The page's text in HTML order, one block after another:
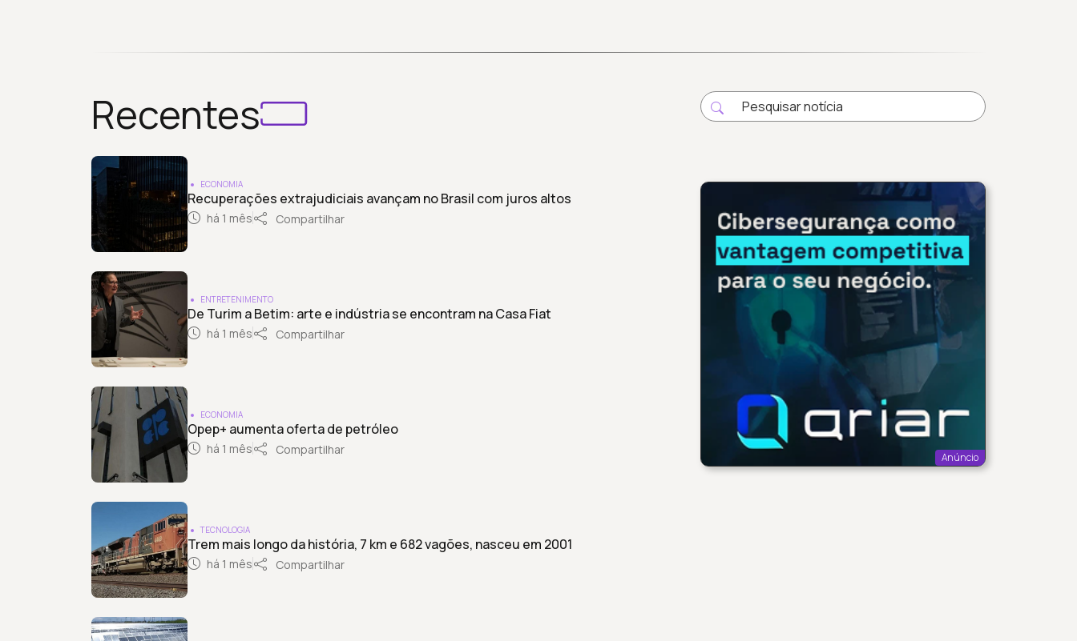
Recentes
Anúncio
ECONOMIA
Recuperações extrajudiciais avançam no Brasil com juros altos
há 1 mês Compartilhar
ENTRETENIMENTO
De Turim a Betim: arte e indústria se encontram na Casa Fiat
há 1 mês Compartilhar
ECONOMIA
Opep+ aumenta oferta de petróleo
há 1 mês Compartilhar
TECNOLOGIA
Trem mais longo da história, 7 km e 682 vagões, nasceu em 2001
há 1 mês Compartilhar